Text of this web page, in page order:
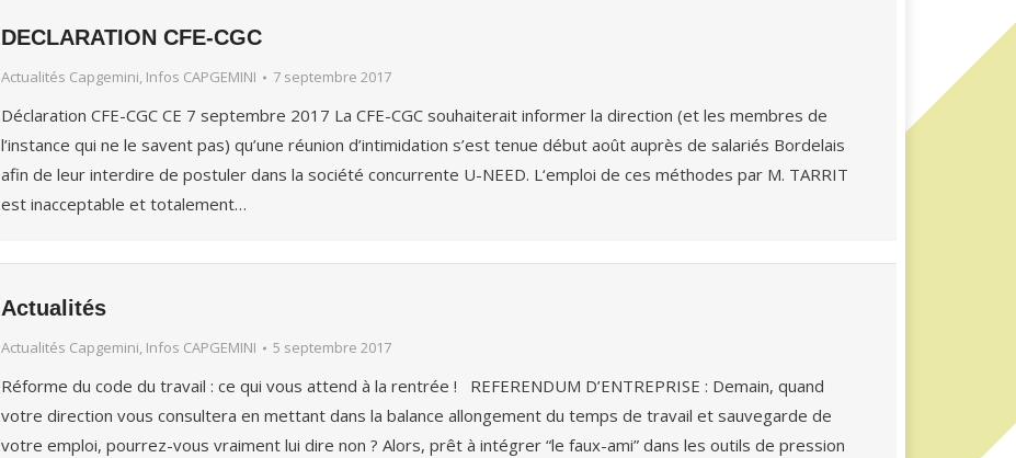
DECLARATION CFE-CGC
Actualités Capgemini, Infos CAPGEMINI 7 septembre 2017
Déclaration CFE-CGC CE 7 septembre 2017 La CFE-CGC souhaiterait informer la direction (et les membres de
l’instance qui ne le savent pas) qu’une réunion d’intimidation s’est tenue début août auprès de salariés Bordelais
afin de leur interdire de postuler dans la société concurrente U-NEED. L‘emploi de ces méthodes par M. TARRIT
est inacceptable et totalement…
Actualités
Actualités Capgemini, Infos CAPGEMINI 5 septembre 2017
Réforme du code du travail : ce qui vous attend à la rentrée ! REFERENDUM D’ENTREPRISE : Demain, quand
votre direction vous consultera en mettant dans la balance allongement du temps de travail et sauvegarde de
votre emploi, pourrez-vous vraiment lui dire non ? Alors, prêt à intégrer “le faux-ami” dans les outils de pression